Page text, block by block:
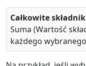
Całkowite
Suma (Wartość
każdego